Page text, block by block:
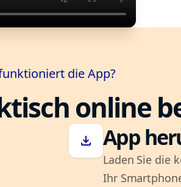
die App?
online
download App
Laden Sie die
Ihr